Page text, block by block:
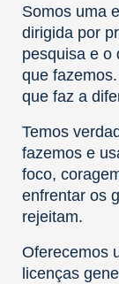
Somos uma
dirigida por
pesquisa e o
que
que faz a
Temos
fazemos e
foco,
enfrentar os
rejeitam.
Oferecemos
licenças